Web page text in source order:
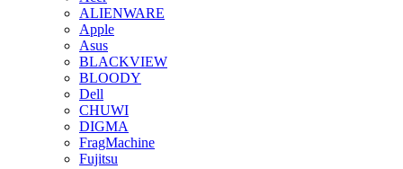
ALIENWARE
Apple
Asus
BLACKVIEW
BLOODY
Dell
CHUWI
DIGMA
FragMachine
Fujitsu